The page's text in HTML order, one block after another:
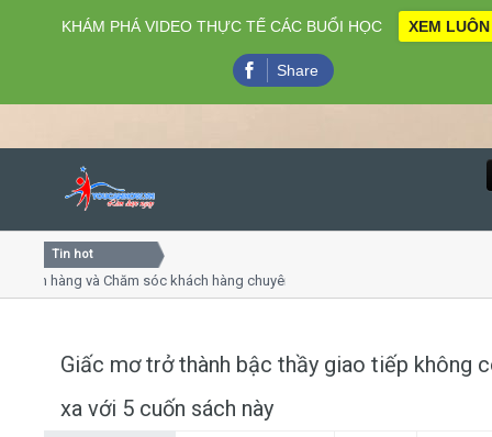
Close
Home
Tin hot
và Chăm sóc khách hàng chuyên nghiệp
Giấc mơ trở thành bậc thầy giao tiếp không
xa với 5 cuốn sách này
KHÁM PHÁ VIDEO THỰC TẾ CÁC BUỔI HỌC XEM LUÔN
Share